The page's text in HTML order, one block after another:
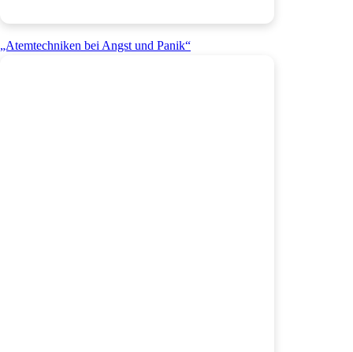
„Atemtechniken bei Angst und Panik“